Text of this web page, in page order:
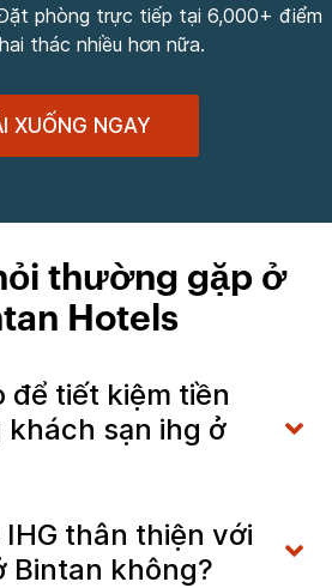
phòng trực tiếp tại 6,000+ điểm
thác nhiều hơn nữa.
XUỐNG NGAY
thường gặp ở
Hotels
để tiết kiệm tiền
sạn ihg ở
thân thiện với
Bintan không?